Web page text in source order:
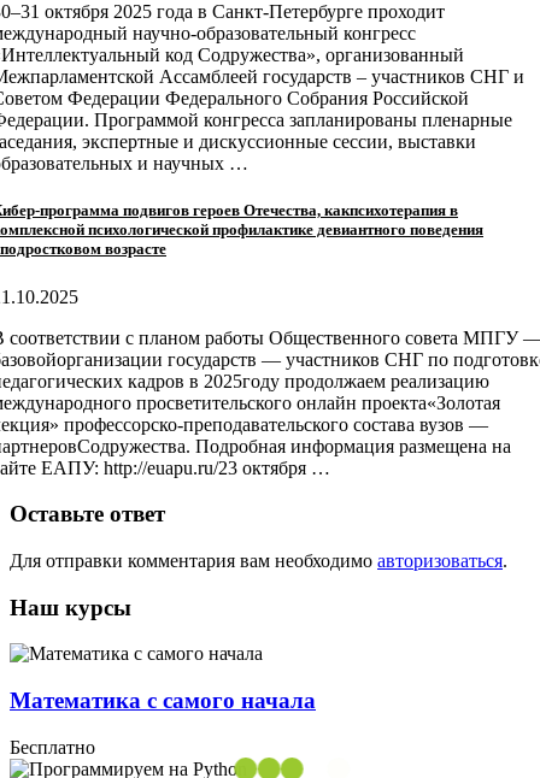
октября 2025 года в Санкт-Петербурге проходит
научно-образовательный конгресс
код Содружества», организованный
Ассамблеей государств – участников СНГ и
Федерации Федерального Собрания Российской
Программой конгресса запланированы пленарные
экспертные и дискуссионные сессии, выставки
и научных …
программа подвигов героев Отечества, какпсихотерапия в
психологической профилактике девиантного поведения
возрасте
соответствии с планом работы Общественного совета МПГУ
государств — участников СНГ по
кадров в 2025году продолжаем реализацию
просветительского онлайн проекта«Золотая
профессорско-преподавательского состава вузов —
Подробная информация размещена на
ЕАПУ: http://euapu.ru/23 октября …
Оставьте ответ
Для отправки комментария вам необходимо авторизоваться.
Наш курсы
Математика с самого начала
Бесплатно